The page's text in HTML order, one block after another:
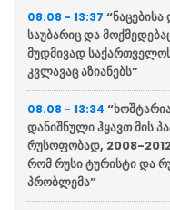
08.08 - 13:37
საუბარიც და
მუდმივად
კვლავაც აზიანებს”
08.08 - 13:34
დანიშნული ჰყავთ მის
რუსოფობად, 2008-
რომ რუსი ტურისტი და
პრობლემა”